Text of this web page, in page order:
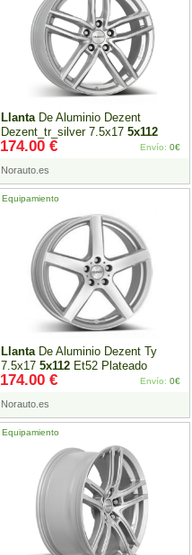
LlantaDe Aluminio Dezent
Dezent_tr_silver 7.5x17 5x112
Et52 Plateado
Norauto.es
174.00 € Envío: 0€
LlantaDe Aluminio Dezent Ty
7.5x17 5x112 Et52 Plateado
Equipamiento
Norauto.es
174.00 € Envío: 0€
Equipamiento